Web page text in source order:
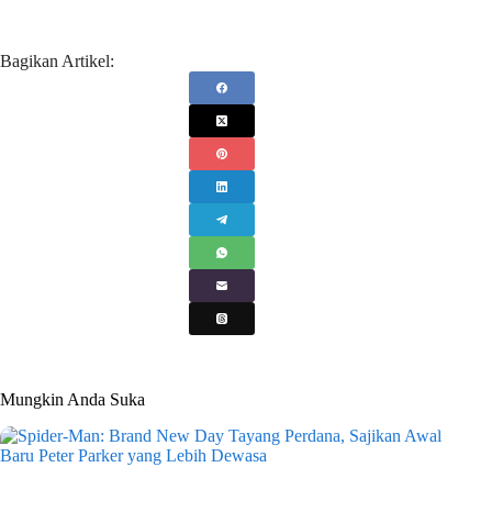
Bagikan Artikel:
Mungkin Anda Suka